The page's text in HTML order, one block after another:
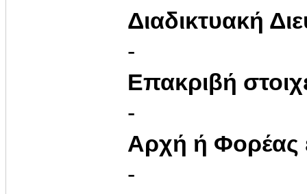
Διαδικτυακή
-
Επακριβή
-
Αρχή ή Φορέας
-